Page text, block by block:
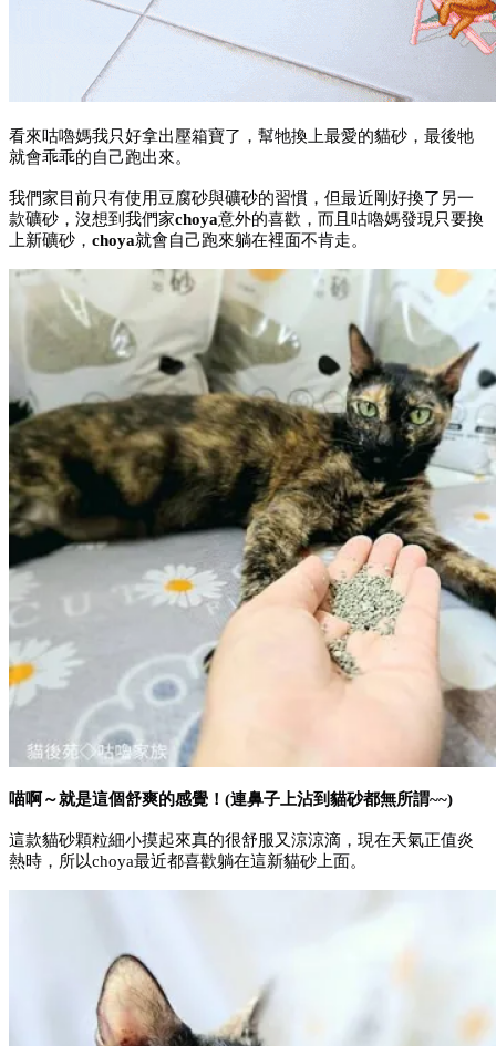
看來咕嚕媽我只好拿出壓箱寶了，幫牠換上最愛的貓砂，最後牠
就會乖乖的自己跑出來。
我們家目前只有使用豆腐砂與礦砂的習慣，但最近剛好換了另一
款礦砂，沒想到我們家choya意外的喜歡，而且咕嚕媽發現只要換
上新礦砂， choya就會自己跑來躺在裡面不肯走。
喵啊～就是這個舒爽的感覺！(連鼻子上沾到貓砂都無所謂~~)
這款貓砂顆粒細小摸起來真的很舒服又涼涼滴，現在天氣正值炎
熱時，所以choya最近都喜歡躺在這新貓砂上面。